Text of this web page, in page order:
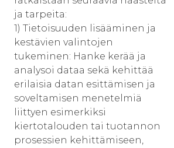
ja tarpeita:
1) Tietoisuuden lisääminen ja
kestävien valintojen
tukeminen: Hanke kerää ja
analysoi dataa sekä kehittää
erilaisia datan esittämisen ja
soveltamisen menetelmiä
liittyen esimerkiksi
kiertotalouden tai tuotannon
prosessien kehittämiseen,